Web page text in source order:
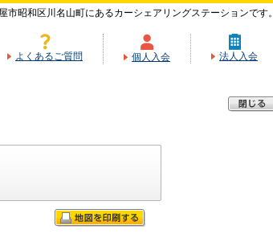
市昭和区川名山町にあるカーシェアリングステーションです。
よくあるご質問 個人入会 法人入会